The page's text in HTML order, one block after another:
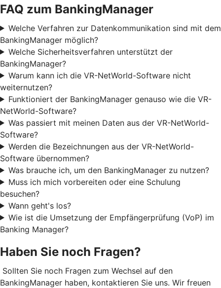
FAQ zum BankingManager
Welche Verfahren zur Datenkommunikation sind mit dem
BankingManager möglich?
Welche Sicherheitsverfahren unterstützt der
BankingManager?
Warum kann ich die VR-NetWorld-Software nicht
weiternutzen?
Funktioniert der BankingManager genauso wie die VR-
NetWorld-Software?
Was passiert mit meinen Daten aus der VR-NetWorld-
Software?
Werden die Bezeichnungen aus der VR-NetWorld-
Software übernommen?
Was brauche ich, um den BankingManager zu nutzen?
Muss ich mich vorbereiten oder eine Schulung
besuchen?
Wann geht's los?
Wie ist die Umsetzung der Empfängerprüfung (VoP) im
Banking Manager?
Haben Sie noch Fragen?
Sollten Sie noch Fragen zum Wechsel auf den
BankingManager haben, kontaktieren Sie uns. Wir freuen